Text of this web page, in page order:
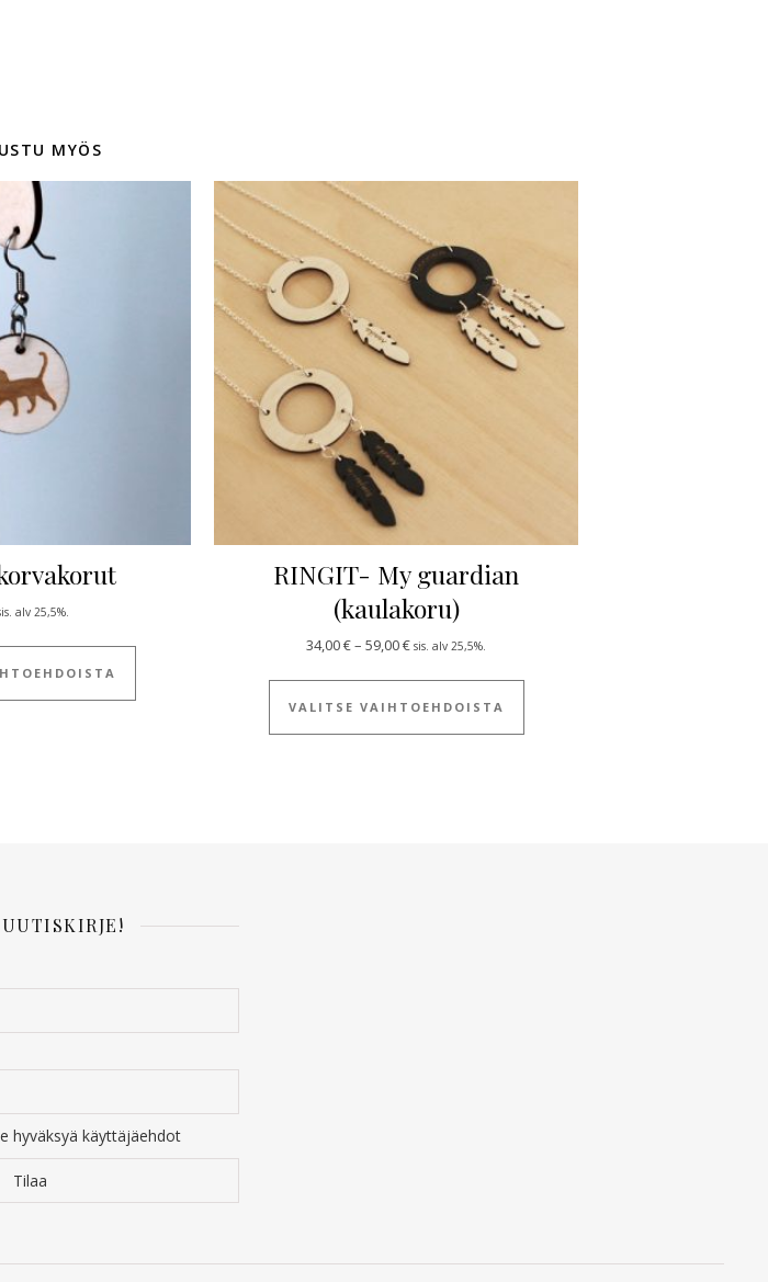
MYÖS
Voit tehdä valinnat tuotteen sivulla.
alv 25,5%.
Tällä tuotteella on useampi muunnelma. Voit tehdä valinnat tuotteen sivulla.
RINGIT- My guardian
(kaulakoru)
34,00€– 59,00€Hintaluokka: 34,00 € - 59,00 €
sis. alv 25,5%.
VALITSE VAIHTOEHDOISTA
Tällä tuotteella on useampi
hyväksyä käyttäjäehdot